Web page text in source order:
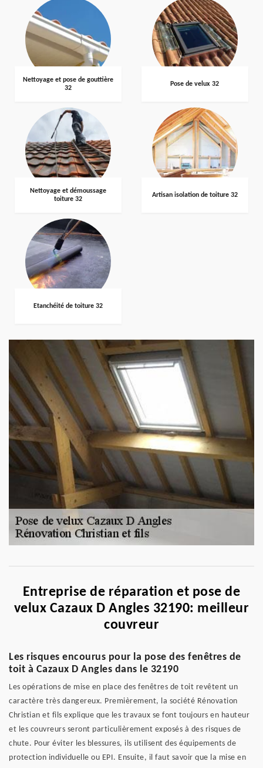
Nettoyage et pose de gouttière
32
Pose de velux 32
Nettoyage et démoussage
toiture 32
Artisan isolation de toiture 32
Etanchéité de toiture 32
Entreprise de réparation et pose de
velux Cazaux D Angles 32190: meilleur
couvreur
Les risques encourus pour la pose des fenêtres de
toit à Cazaux D Angles dans le 32190
Les opérations de mise en place des fenêtres de toit revêtent un
caractère très dangereux. Premièrement, la société Rénovation
Christian et fils explique que les travaux se font toujours en hauteur
et les couvreurs seront particulièrement exposés à des risques de
chute. Pour éviter les blessures, ils utilisent des équipements de
protection individuelle ou EPI. Ensuite, il faut savoir que la mise en